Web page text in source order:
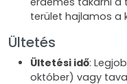
terület hajlamos a
Ültetés
Ültetési idő:
október) vagy